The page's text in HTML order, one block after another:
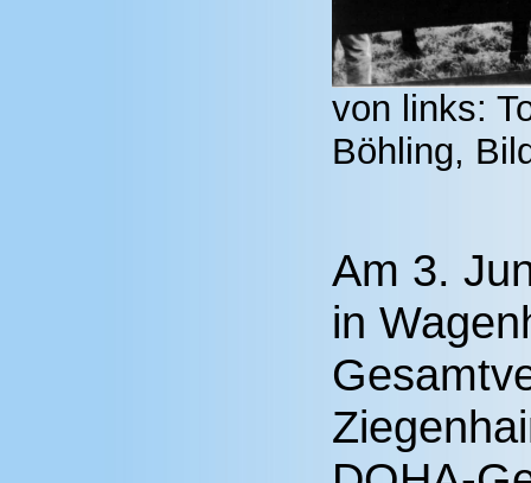
von links:
Böhling,
Am 3.
in